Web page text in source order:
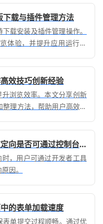
载与插件管理方法
载安装及插件管理操作。
体验，并提升应用运行效
效技巧创新经验
浏览效率。本文分享创新
理方法，帮助用户高效管
Chrome浏览器下载地址被重定向是否可通过控制台查看
，用户可通过开发者工具
因。
的表单加载速度
单提交过程顺畅。通过优